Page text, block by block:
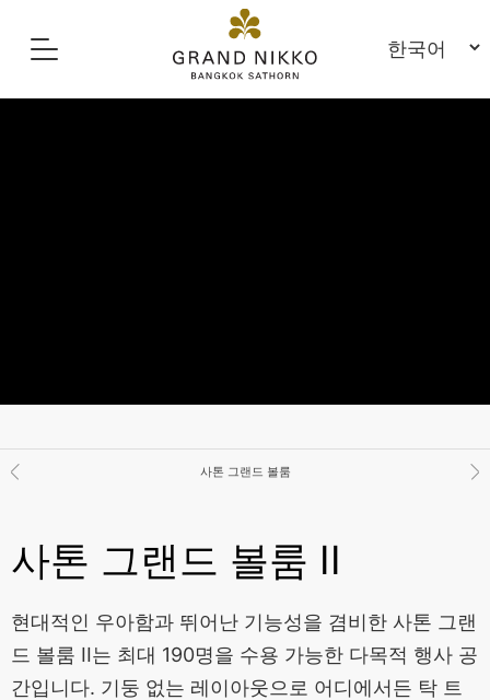
사톤 그랜드 볼룸
사톤 그랜드 볼룸 II
오키드 룸
재스민 룸
사톤 그랜드 볼룸 II
현대적인 우아함과 뛰어난 기능성을 겸비한 사톤 그랜
드 볼룸 II는 최대 190명을 수용 가능한 다목적 행사 공
간입니다. 기둥 없는 레이아웃으로 어디에서든 탁 트